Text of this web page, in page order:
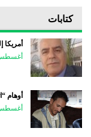
كتابات
أغسطس 8,
أوهام
أغسطس 8,